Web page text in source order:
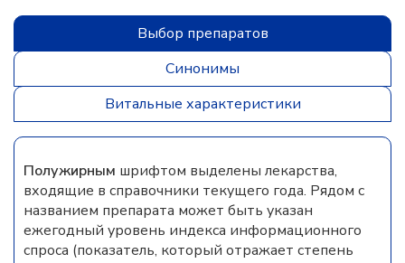
Выбор препаратов
Синонимы
Витальные характеристики
Полужирным шрифтом выделены лекарства,
входящие в справочники текущего года. Рядом с
названием препарата может быть указан
ежегодный уровень индекса информационного
спроса (показатель, который отражает степень